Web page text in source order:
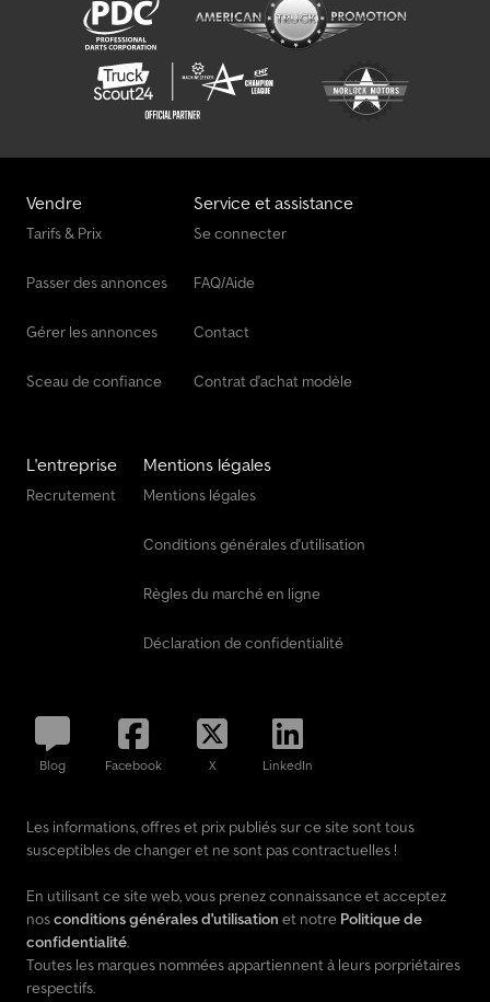
Vendre
Tarifs & Prix
Passer des annonces
Gérer les annonces
Sceau de confiance
Service et assistance
Se connecter
FAQ/Aide
Contact
Contrat d'achat modèle
L'entreprise
Recrutement
Mentions légales
Mentions légales
Conditions générales d'utilisation
Règles du marché en ligne
Déclaration de confidentialité
Blog Facebook X LinkedIn
Les informations, offres et prix publiés sur ce site sont tous
susceptibles de changer et ne sont pas contractuelles !
En utilisant ce site web, vous prenez connaissance et acceptez
nosconditions générales d'utilisation et notre Politique de
confidentialité.
Toutes les marques nommées appartiennent à leurs porpriétaires
respectifs.